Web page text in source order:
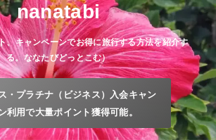
nanatabi
、キャンペーンでお得に旅行する方法を紹介す
る。ななたびどっとこむ）
・プラチナ（ビジネス）入会キャン
利用で大量ポイント獲得可能。